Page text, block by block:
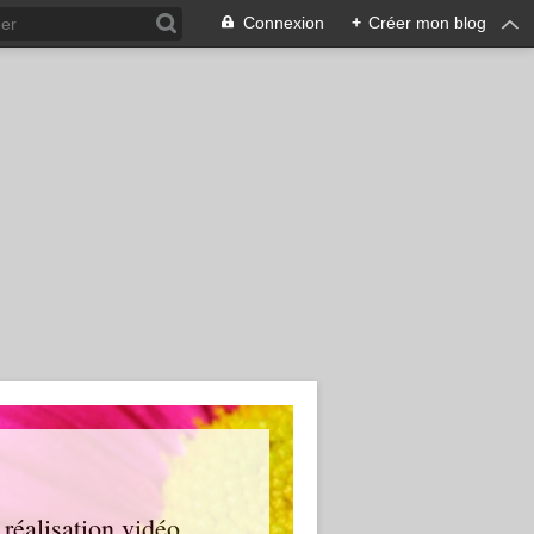
Connexion + Créer mon blog